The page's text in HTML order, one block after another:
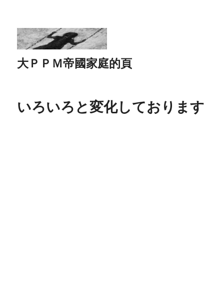
大ＰＰＭ帝國家庭的頁
いろいろと変化しております